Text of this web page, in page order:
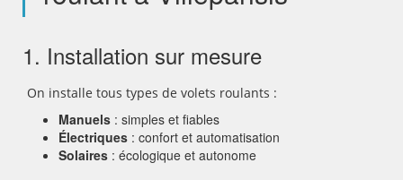
1. Installation sur mesure
On installe tous types de volets roulants :
Manuels : simples et fiables
Électriques : confort et automatisation
Solaires : écologique et autonome